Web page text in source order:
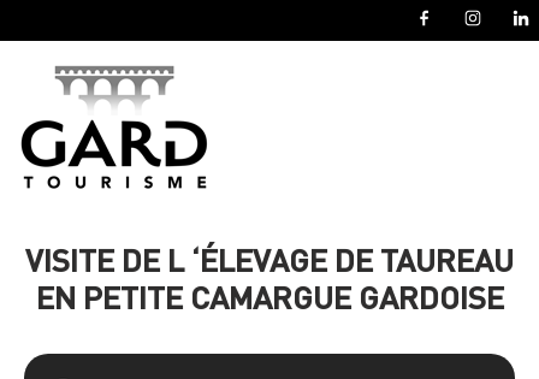
VISITE DE L ‘ÉLEVAGE DE TAUREAU
EN PETITE CAMARGUE GARDOISE